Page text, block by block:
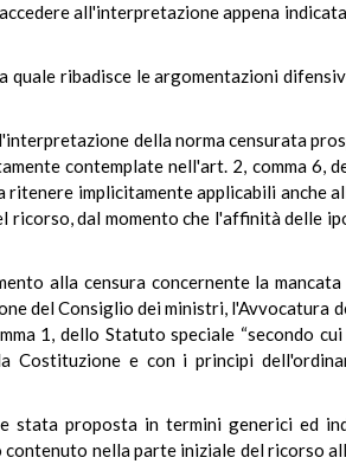
all'interpretazione appena
quale ribadisce le argomentazioni
della norma censurata
contemplate nell'art. 2, comma 6,
implicitamente applicabili anche
ricorso, dal momento che l'affinità delle
alla censura concernente la
del Consiglio dei ministri, l'Avvocatura
1, dello Statuto speciale “secondo
Costituzione e con i principi
stata proposta in termini generici ed
nella parte iniziale del ricorso